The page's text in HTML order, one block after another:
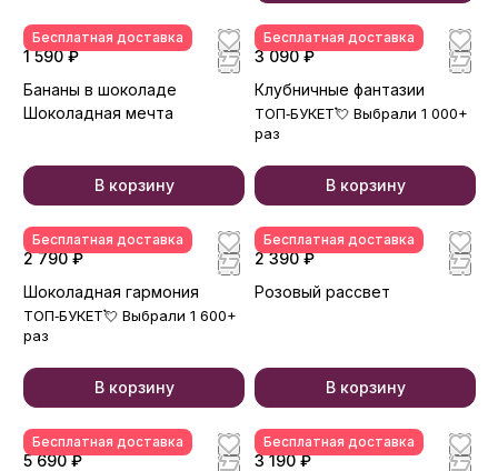
Бесплатная доставка
1 590 ₽
Бананы в шоколаде
Шоколадная мечта
В корзину
Бесплатная доставка
3 090 ₽
Клубничные фантазии
ТОП‑БУКЕТ💘 Выбрали 1 000+
раз
В корзину
Бесплатная доставка
2 790 ₽
Шоколадная гармония
ТОП‑БУКЕТ💘 Выбрали 1 600+
раз
В корзину
Бесплатная доставка
2 390 ₽
Розовый рассвет
В корзину
Бесплатная доставка
5 690 ₽
Бесплатная доставка
3 190 ₽